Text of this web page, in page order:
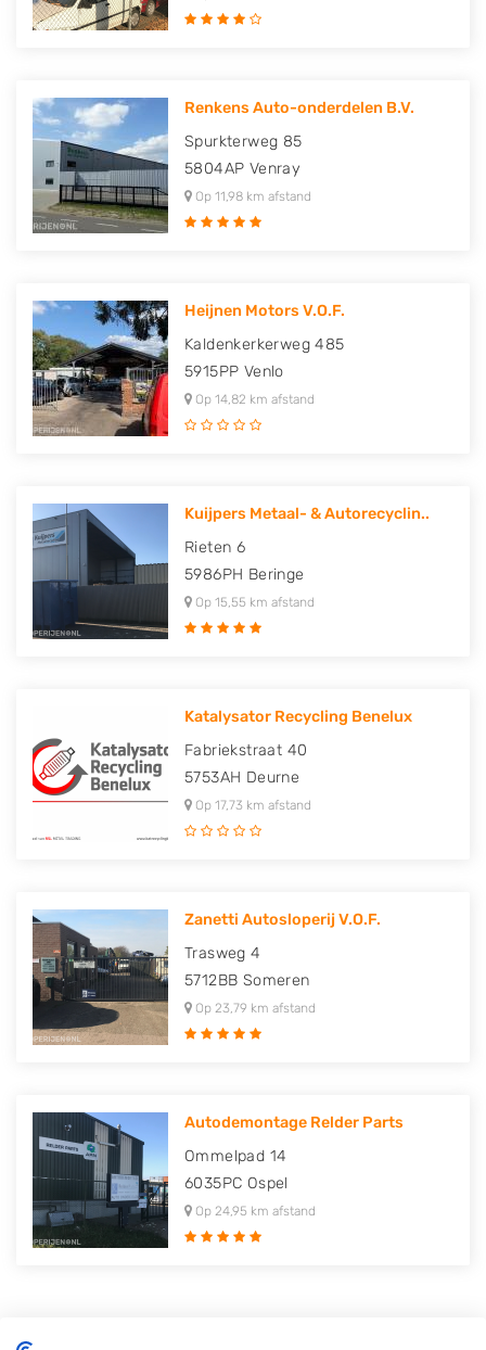
Renkens Auto-onderdelen B.V.
Spurkterweg 85
5804AP Venray
Op 11,98 km afstand
Heijnen Motors V.O.F.
Kaldenkerkerweg 485
5915PP Venlo
Op 14,82 km afstand
Kuijpers Metaal- & Autorecyclin..
Rieten 6
5986PH Beringe
Op 15,55 km afstand
Katalysator Recycling Benelux
Fabriekstraat 40
5753AH Deurne
Op 17,73 km afstand
Zanetti Autosloperij V.O.F.
Trasweg 4
5712BB Someren
Op 23,79 km afstand
Autodemontage Relder Parts
Ommelpad 14
6035PC Ospel
Op 24,95 km afstand